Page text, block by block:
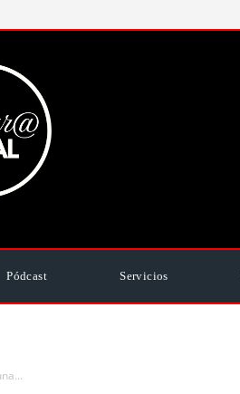
Pódcast Servicios